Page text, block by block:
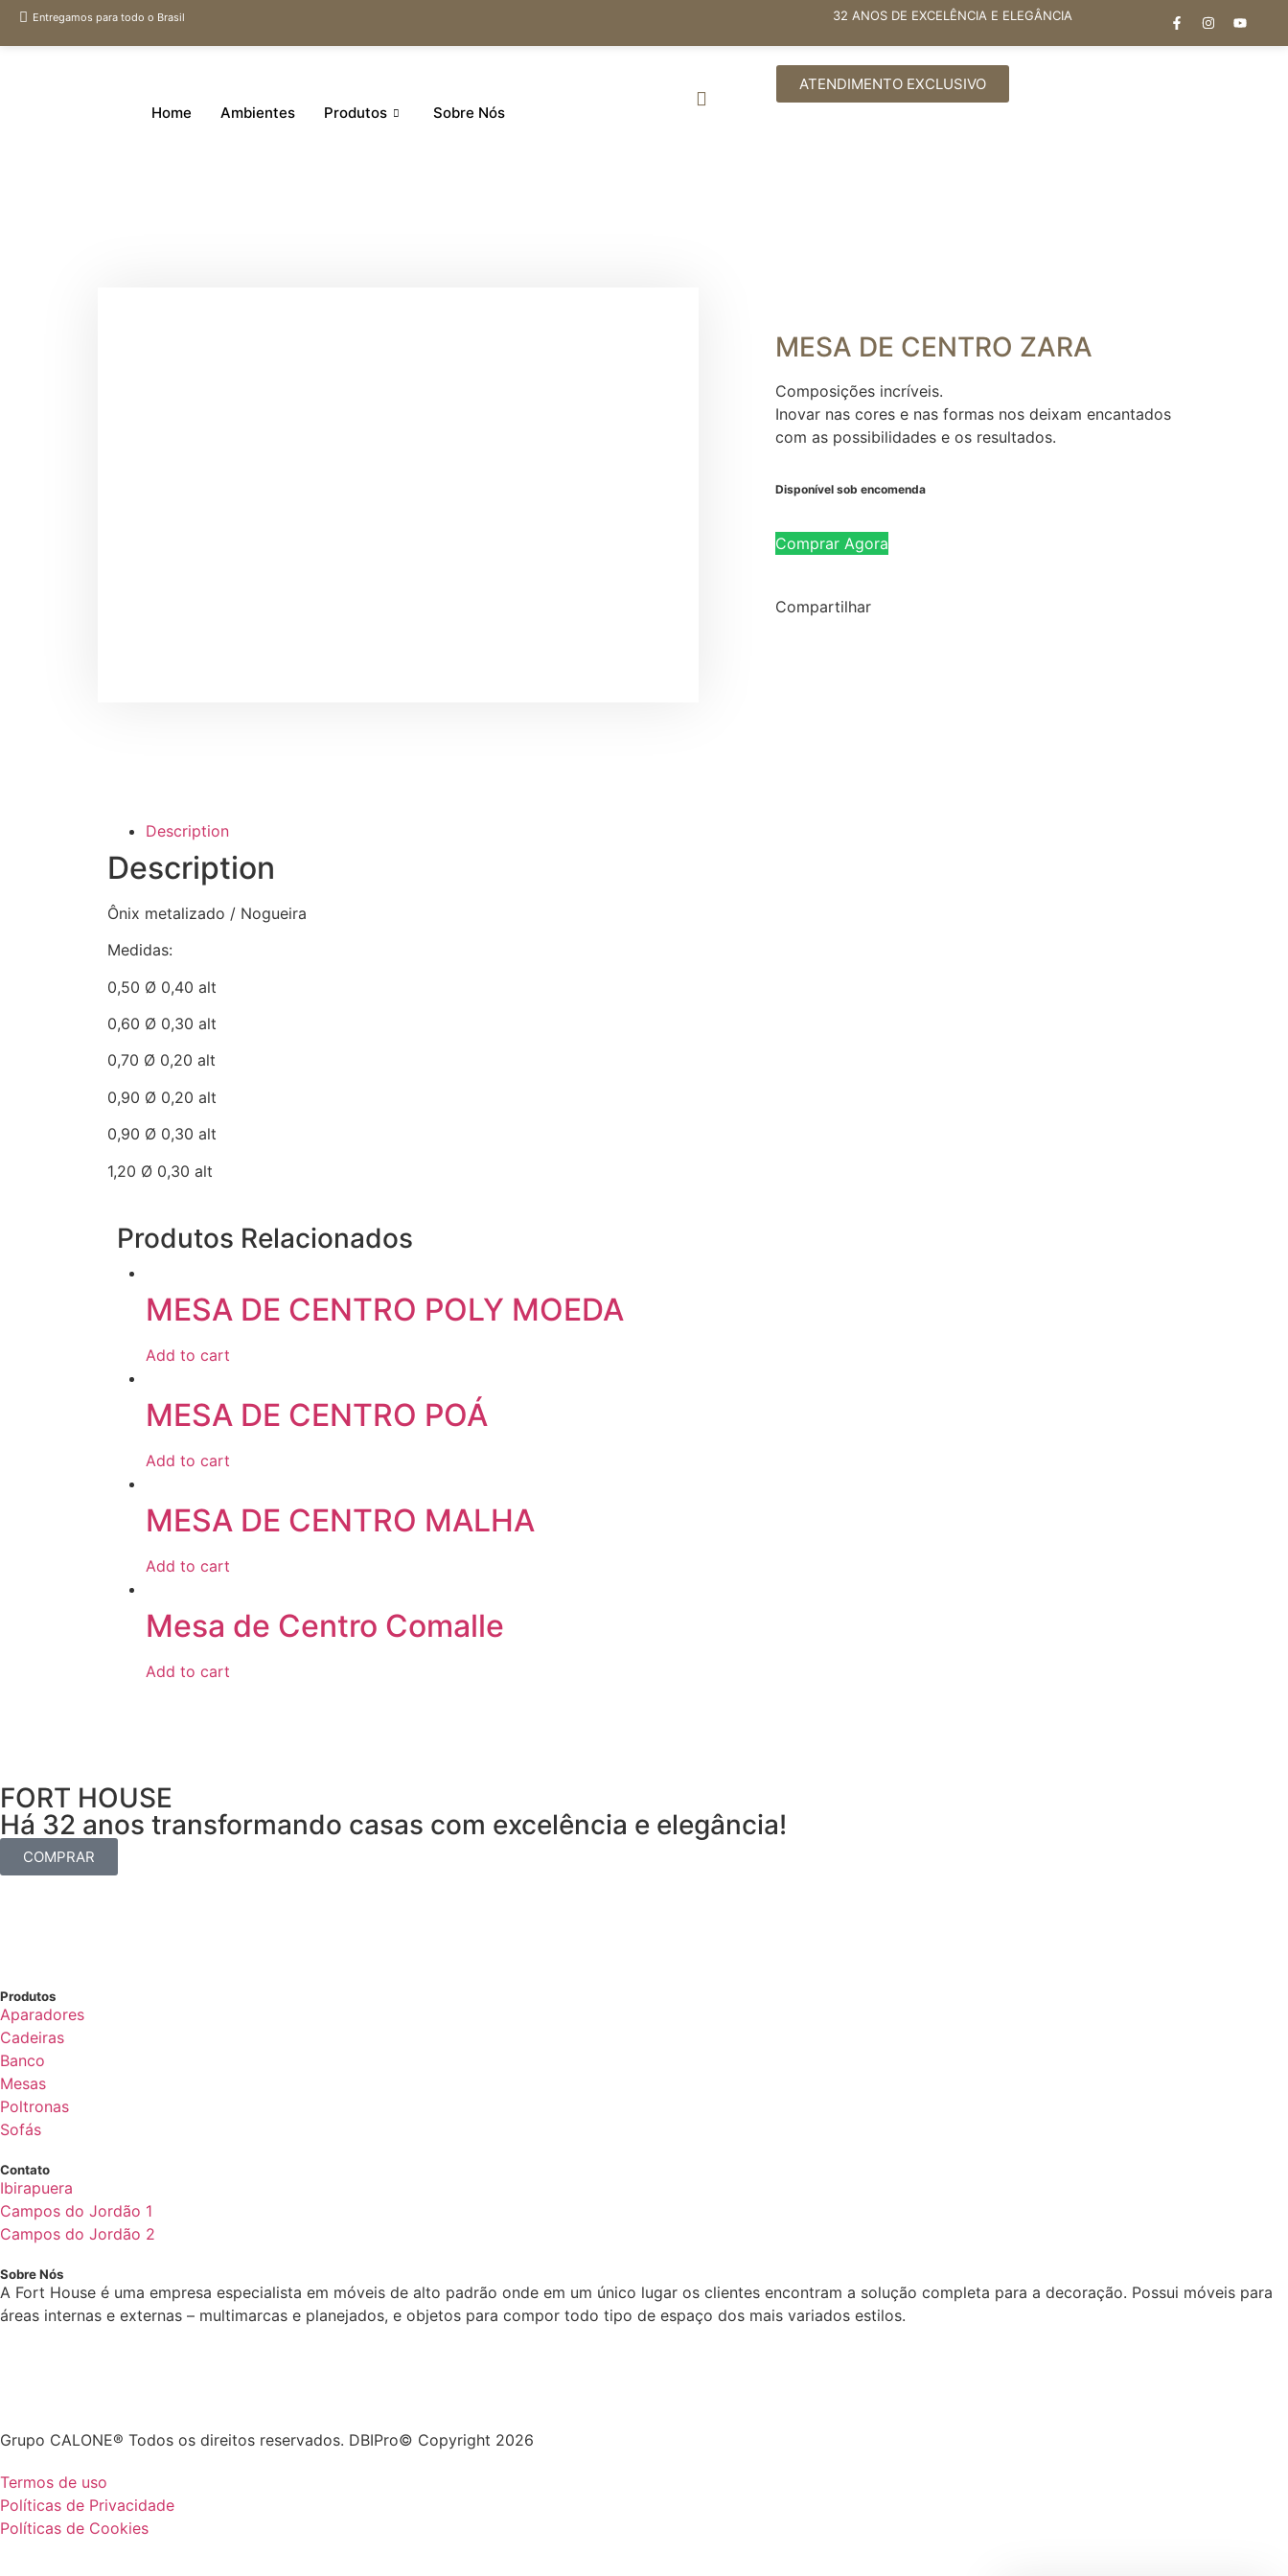
Entregamos para todo o Brasil 32 ANOS DE EXCELÊNCIA E ELEGÂNCIA
Home Ambientes Produtos Sobre Nós
ATENDIMENTO EXCLUSIVO
MESA DE CENTRO ZARA
Composições incríveis.
Inovar nas cores e nas formas nos deixam encantados
com as possibilidades e os resultados.
Disponível sob encomenda
Comprar Agora
Compartilhar
Description
Description
Ônix metalizado / Nogueira
Medidas:
0,50 Ø 0,40 alt
0,60 Ø 0,30 alt
0,70 Ø 0,20 alt
0,90 Ø 0,20 alt
0,90 Ø 0,30 alt
1,20 Ø 0,30 alt
Produtos Relacionados
MESA DE CENTRO POLY MOEDA
Add to cart
MESA DE CENTRO POÁ
Add to cart
MESA DE CENTRO MALHA
Add to cart
Mesa de Centro Comalle
Add to cart
FORT HOUSE
Há 32 anos transformando casas com excelência e elegância!
COMPRAR
Produtos
Aparadores
Cadeiras
Banco
Mesas
Poltronas
Sofás
Contato
Ibirapuera
Campos do Jordão 1
Campos do Jordão 2
Sobre Nós
A Fort House é uma empresa especialista em móveis de alto padrão onde em um único lugar os clientes encontram a solução completa para a decoração. Possui móveis para
áreas internas e externas – multimarcas e planejados, e objetos para compor todo tipo de espaço dos mais variados estilos.
Grupo CALONE® Todos os direitos reservados. DBIPro© Copyright 2026
Termos de uso
Políticas de Privacidade
Políticas de Cookies